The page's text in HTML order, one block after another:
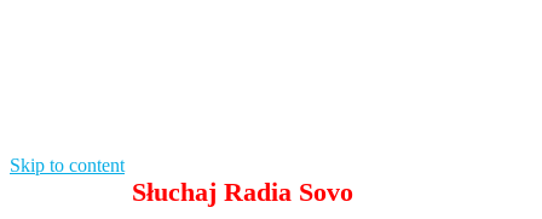
Skip to content
Słuchaj Radia Sovo